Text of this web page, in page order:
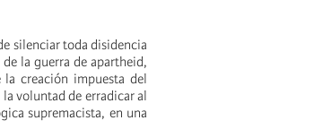
silenciar toda disidencia
la guerra de apartheid,
creación impuesta del
voluntad de erradicar al
supremacista, en una